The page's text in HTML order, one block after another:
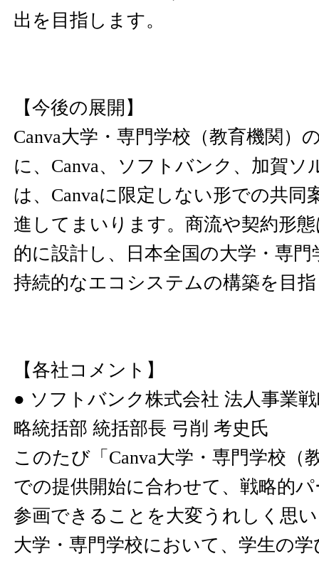
出を目指します。
【今後の展開】
Canva大学・専門学校（教育機関）
に、Canva、ソフトバンク、加賀ソ
は、Canvaに限定しない形での共同
進してまいります。商流や契約形
的に設計し、日本全国の大学・専
持続的なエコシステムの構築を目
【各社コメント】
● ソフトバンク株式会社 法人事業
略統括部 統括部長 弓削 考史氏
このたび「Canva大学・専門学校（
での提供開始に合わせて、戦略的
参画できることを大変うれしく思
大学・専門学校において、学生の